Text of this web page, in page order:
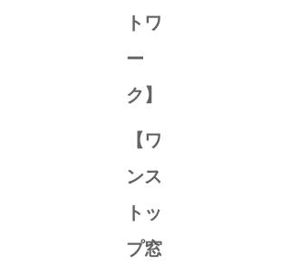
トワ
ー
ク】
【ワ
ンス
トッ
プ窓